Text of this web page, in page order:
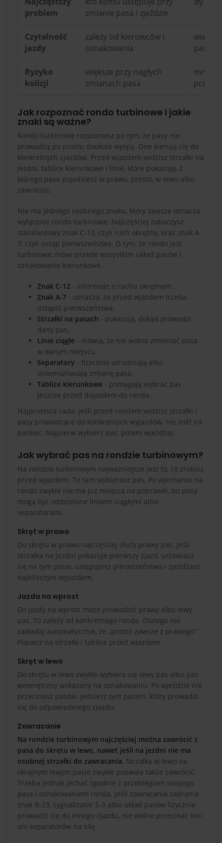
problem
zmianie pasa i zjeździe
Czytelność
jazdy
zależy od kierowców i
oznakowania
pasów
Ryzyko
kolizji
większe przy nagłych
zmianach pasa
Jak rozpoznać rondo turbinowe i jakie
znaki są ważne?
Rondo turbinowe rozpoznasz po tym, że pasy nie
prowadzą po prostu dookoła wyspy. One kierują cię do
konkretnych zjazdów. Przed wjazdem widzisz strzałki na
jezdni, tablice kierunkowe i linie, które pokazują, z
którego pasa pojedziesz w prawo, prosto, w lewo albo
zawrócisz.
Nie ma jednego osobnego znaku, który zawsze oznacza
wyłącznie rondo turbinowe. Najczęściej zobaczysz
standardowy znak C-12, czyli ruch okrężny, oraz znak A-
7, czyli ustąp pierwszeństwa. O tym, że rondo jest
turbinowe, mówi przede wszystkim układ pasów i
oznakowanie kierunkowe.
Znak C-12 - informuje o ruchu okrężnym.
Znak A-7 - oznacza, że przed wjazdem trzeba
ustąpić pierwszeństwa.
Strzałki na pasach - pokazują, dokąd prowadzi
dany pas.
Linie ciągłe - mówią, że nie wolno zmieniać pasa
w danym miejscu.
Separatory - fizycznie utrudniają albo
uniemożliwiają zmianę pasa.
Tablice kierunkowe - pomagają wybrać pas
jeszcze przed dojazdem do ronda.
Najprostsza rada: jeśli przed rondem widzisz strzałki i
pasy prowadzące do konkretnych wyjazdów, nie jedź na
pamięć. Najpierw wybierz pas, potem wjeżdżaj.
Jak wybrać pas na rondzie turbinowym?
Na rondzie turbinowym najważniejsze jest to, co zrobisz
przed wjazdem. To tam wybierasz pas. Po wjechaniu na
rondo zwykle nie ma już miejsca na poprawki, bo pasy
mogą być oddzielone liniami ciągłymi albo
separatorami.
Skręt w prawo
Do skrętu w prawo najczęściej służy prawy pas. Jeśli
strzałka na jezdni pokazuje pierwszy zjazd, ustawiasz
się na tym pasie, ustępujesz pierwszeństwa i zjeżdżasz
najbliższym wyjazdem.
Jazda na wprost
Do jazdy na wprost może prowadzić prawy albo lewy
pas. To zależy od konkretnego ronda. Dlatego nie
zakładaj automatycznie, że „prosto zawsze z prawego”.
Popatrz na strzałki i tablice przed wjazdem.
Skręt w lewo
Do skrętu w lewo zwykle wybiera się lewy pas albo pas
wewnętrzny wskazany na oznakowaniu. Po wjeździe nie
przecinasz pasów. Jedziesz tym pasem, który prowadzi
cię do odpowiedniego zjazdu.
Zawracanie
Na rondzie turbinowym najczęściej można zawrócić z
pasa do skrętu w lewo, nawet jeśli na jezdni nie ma
osobnej strzałki do zawracania. Strzałka w lewo na
skrajnym lewym pasie zwykle pozwala także zawrócić.
Trzeba jednak jechać zgodnie z przebiegiem swojego
pasa i oznakowaniem ronda. Jeśli zawracania zabrania
znak B-23, sygnalizator S-3 albo układ pasów fizycznie
prowadzi cię do innego zjazdu, nie wolno przecinać linii
ani separatorów na siłę.